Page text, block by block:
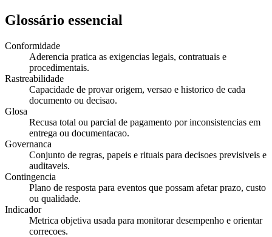
Glossário essencial
Conformidade
Aderencia pratica as exigencias legais, contratuais e
procedimentais.
Rastreabilidade
Capacidade de provar origem, versao e historico de cada
documento ou decisao.
Glosa
Recusa total ou parcial de pagamento por inconsistencias em
entrega ou documentacao.
Governanca
Conjunto de regras, papeis e rituais para decisoes previsiveis e
auditaveis.
Contingencia
Plano de resposta para eventos que possam afetar prazo, custo
ou qualidade.
Indicador
Metrica objetiva usada para monitorar desempenho e orientar
correcoes.